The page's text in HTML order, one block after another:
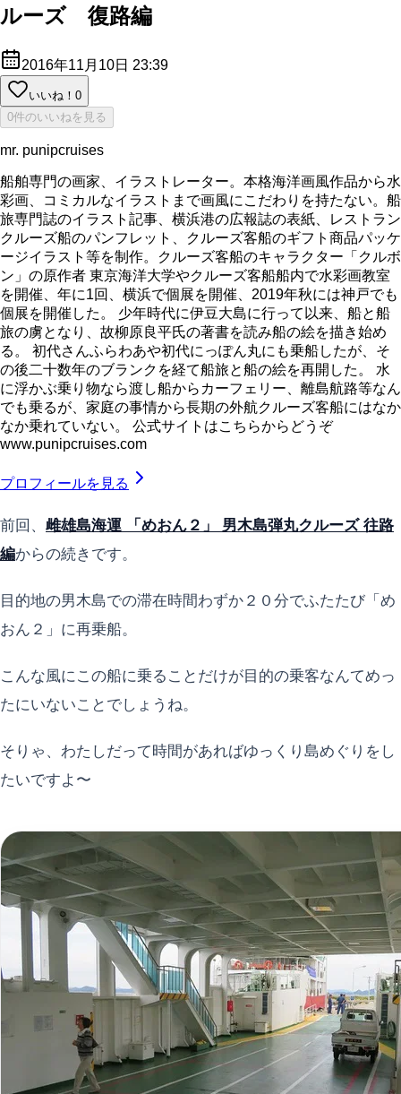
ルーズ 復路編
2016年11月10日 23:39
いいね！ 0
0件のいいねを見る
mr. punipcruises
船舶専門の画家、イラストレーター。本格海洋画風作品から水
彩画、コミカルなイラストまで画風にこだわりを持たない。船
旅専門誌のイラスト記事、横浜港の広報誌の表紙、レストラン
クルーズ船のパンフレット、クルーズ客船のギフト商品パッケ
ージイラスト等を制作。クルーズ客船のキャラクター「クルボ
ン」の原作者 東京海洋大学やクルーズ客船船内で水彩画教室
を開催、年に1回、横浜で個展を開催、2019年秋には神戸でも
個展を開催した。 少年時代に伊豆大島に行って以来、船と船
旅の虜となり、故柳原良平氏の著書を読み船の絵を描き始め
る。 初代さんふらわあや初代にっぽん丸にも乗船したが、そ
の後二十数年のブランクを経て船旅と船の絵を再開した。 水
に浮かぶ乗り物なら渡し船からカーフェリー、離島航路等なん
でも乗るが、家庭の事情から長期の外航クルーズ客船にはなか
なか乗れていない。 公式サイトはこちらからどうぞ
www.punipcruises.com
プロフィールを見る
前回、 雌雄島海運 「めおん２」 男木島弾丸クルーズ 往路
編からの続きです。
目的地の男木島での滞在時間わずか２０分でふたたび「め
おん２」に再乗船。
こんな風にこの船に乗ることだけが目的の乗客なんてめっ
たにいないことでしょうね。
そりゃ、わたしだって時間があればゆっくり島めぐりをし
たいですよ〜